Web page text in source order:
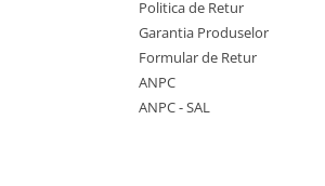
Politica de Retur
Garantia Produselor
Formular de Retur
ANPC
ANPC - SAL